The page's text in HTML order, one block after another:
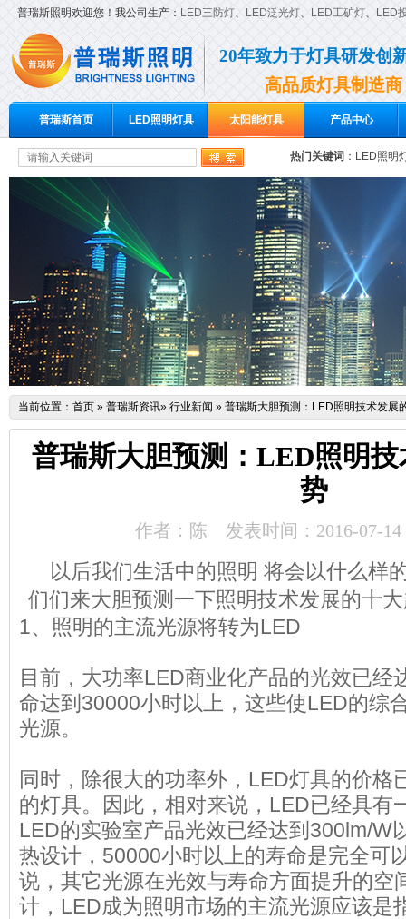
普瑞斯照明欢迎您！我公司生产： LED三防灯、 LED泛光灯、 LED工矿灯、 LED
20年致力于灯具研发创
高品质灯具制造商
普瑞斯首页 LED照明灯具 太阳能灯具 产品中心
热门关键词 ： LED照明
当前位置： 首页 » 普瑞斯资讯» 行业新闻 » 普瑞斯大胆预测：LED照明技术发展
普瑞斯大胆预测：LED照明
势
作者：陈 发表时间：2016-07-14
以后我们生活中的照明 将会以什么样
们们来大胆预测一下照明技术发展的十
1、照明的主流光源将转为LED
目前，大功率LED商业化产品的光效已经
命达到30000小时以上，这些使LED的综
光源。
同时，除很大的功率外，LED灯具的价格
的灯具。因此，相对来说，LED已经具有
LED的实验室产品光效已经达到300lm/W
热设计，50000小时以上的寿命是完全可
说，其它光源在光效与寿命方面提升的空
计，LED成为照明市场的主流光源应该是